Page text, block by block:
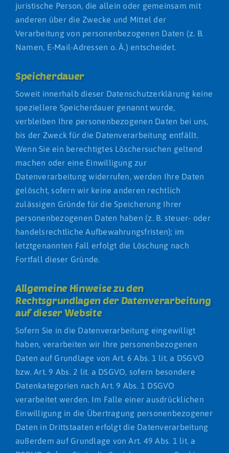
juristische Person, die allein oder gemeinsam mit
anderen über die Zwecke und Mittel der
Verarbeitung von personenbezogenen Daten (z. B.
Namen, E-Mail-Adressen o. Ä.) entscheidet.
Speicherdauer
Soweit innerhalb dieser Datenschutzerklärung keine
speziellere Speicherdauer genannt wurde,
verbleiben Ihre personenbezogenen Daten bei uns,
bis der Zweck für die Datenverarbeitung entfällt.
Wenn Sie ein berechtigtes Löschersuchen geltend
machen oder eine Einwilligung zur
Datenverarbeitung widerrufen, werden Ihre Daten
gelöscht, sofern wir keine anderen rechtlich
zulässigen Gründe für die Speicherung Ihrer
personenbezogenen Daten haben (z. B. steuer- oder
handelsrechtliche Aufbewahrungsfristen); im
letztgenannten Fall erfolgt die Löschung nach
Fortfall dieser Gründe.
Allgemeine Hinweise zu den
Rechtsgrundlagen der Datenverarbeitung
auf dieser Website
Sofern Sie in die Datenverarbeitung eingewilligt
haben, verarbeiten wir Ihre personenbezogenen
Daten auf Grundlage von Art. 6 Abs. 1 lit. a DSGVO
bzw. Art. 9 Abs. 2 lit. a DSGVO, sofern besondere
Datenkategorien nach Art. 9 Abs. 1 DSGVO
verarbeitet werden. Im Falle einer ausdrücklichen
Einwilligung in die Übertragung personenbezogener
Daten in Drittstaaten erfolgt die Datenverarbeitung
außerdem auf Grundlage von Art. 49 Abs. 1 lit. a